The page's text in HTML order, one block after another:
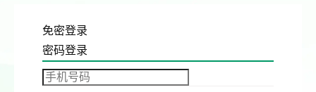
免密登录
密码登录